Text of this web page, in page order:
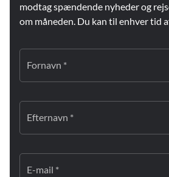
modtag spændende nyheder og
om måneden. Du kan til enhver tid
Fornavn *
Efternavn *
E-mail *